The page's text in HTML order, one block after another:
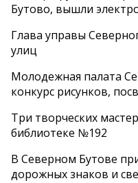
Бутово, вышли
Глава управы
улиц
Молодежная палата
конкурс рисунков,
Три творческих
библиотеке №192
В Северном Бутове
дорожных знаков и